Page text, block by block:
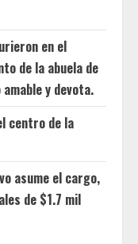
en el
de la abuela de
y devota.
centro de la
asume el cargo,
de $1.7 mil